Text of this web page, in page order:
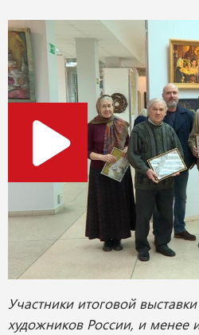
Участники итоговой
художников России, и менее